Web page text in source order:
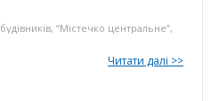
, “Містечко центральне”,
Читати далі >>